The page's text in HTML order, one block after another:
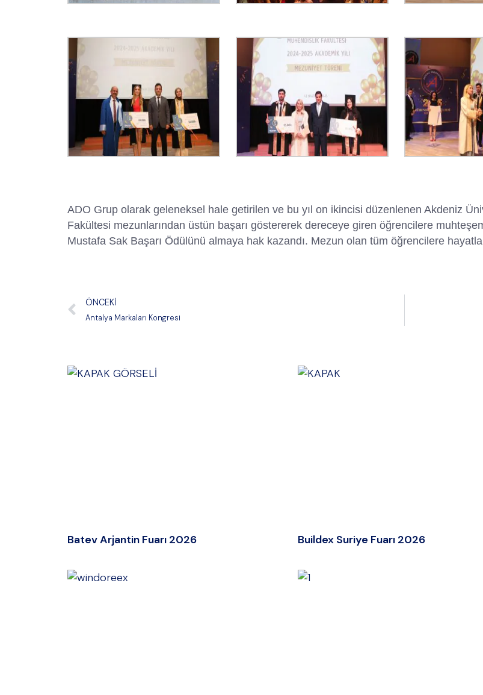
ADO Grup olarak geleneksel hale getirilen ve bu yıl on ikincisi düzenlenen Akdeniz
Fakültesi mezunlarından üstün başarı göstererek dereceye giren öğrencilere
Mustafa Sak Başarı Ödülünü almaya hak kazandı. Mezun olan tüm öğrencilere
ÖNCEKI
Antalya Markaları Kongresi
Batev Arjantin Fuarı 2026 Buildex Suriye Fuarı 2026